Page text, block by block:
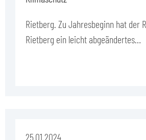
Rietberg. Zu Jahresbeginn hat der
Rietberg ein leicht abgeändertes…
25.01.2024